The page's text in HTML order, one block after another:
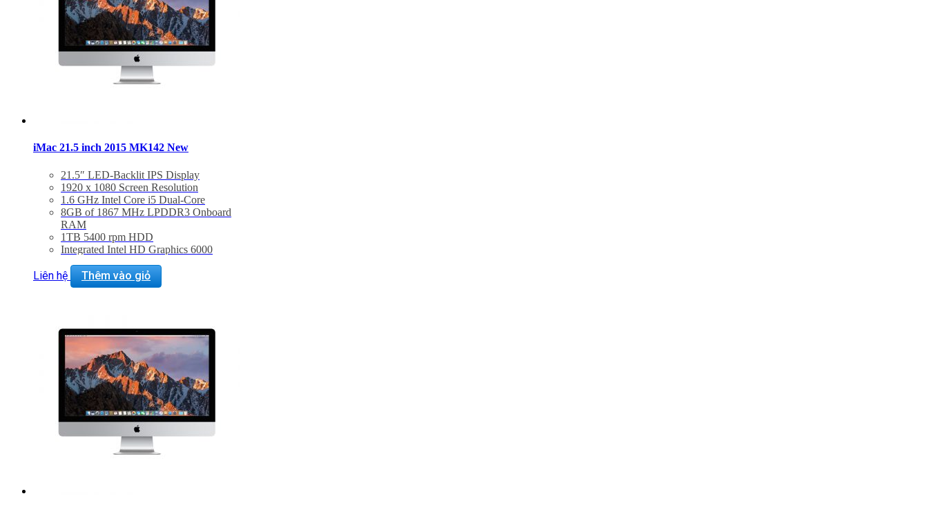
iMac 21.5 inch 2015 MK142 New
21.5″ LED-Backlit IPS Display
1920 x 1080 Screen Resolution
1.6 GHz Intel Core i5 Dual-Core
8GB of 1867 MHz LPDDR3 Onboard
RAM
1TB 5400 rpm HDD
Integrated Intel HD Graphics 6000
Thunderbolt 2 + USB 3.0
Magic Keyboard & Magic Mouse 2
Liên hệ Thêm vào giỏ